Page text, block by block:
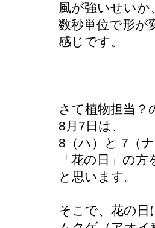
風が強いせいか
数秒単位で形が
感じです。
さて植物担当？
8月7日は、
8（ハ）と 7（
「花の日」の
と思います。
そこで、花の日